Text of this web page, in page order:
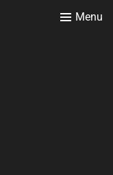
Menu